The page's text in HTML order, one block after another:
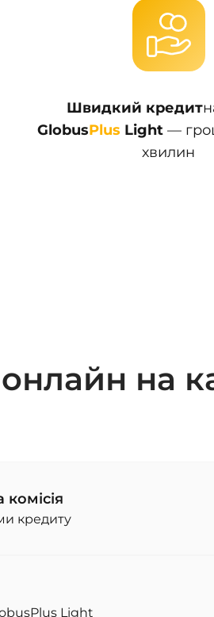
Швидкий кредит
GlobusPlus Light —
хвилин
на
кредиту
Light